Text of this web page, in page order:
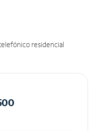
residencial